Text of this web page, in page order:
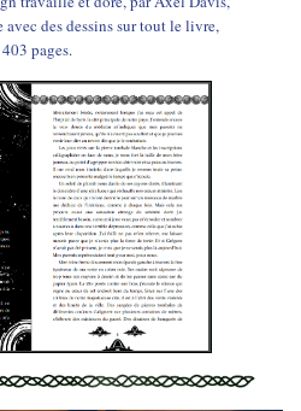
des dessins sur tout le livre,
pages.